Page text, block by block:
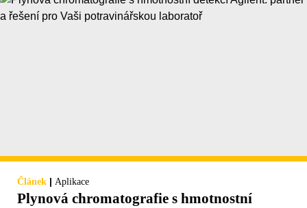
Článek | Aplikace
Plynová chromatografie s hmotnostní